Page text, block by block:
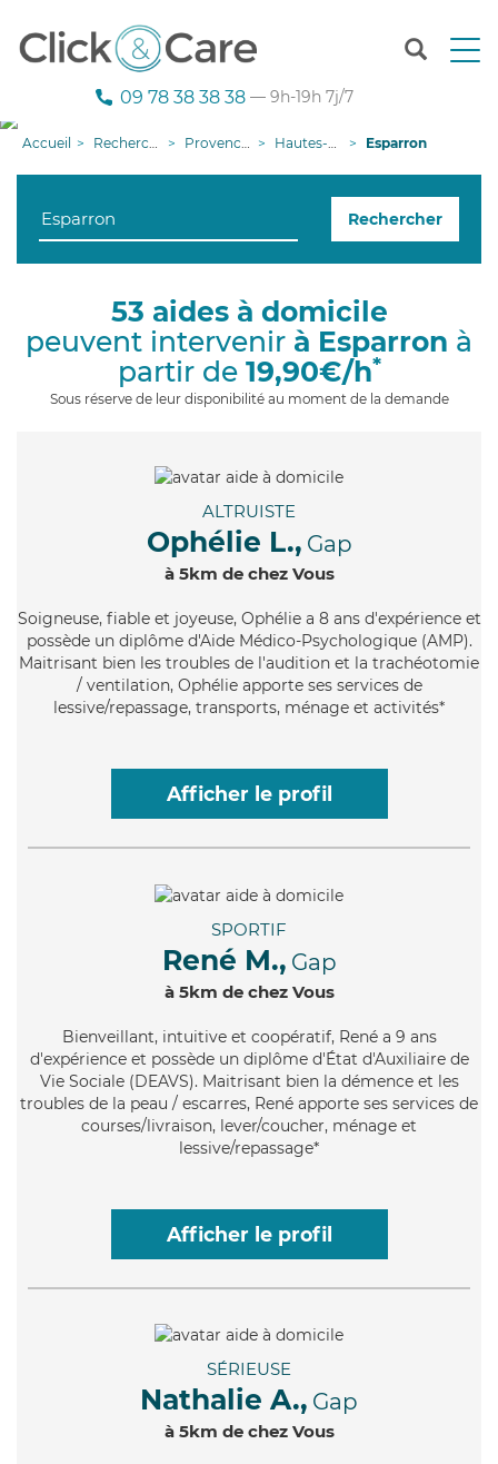
T
n
g
i
09 78 38 38 38 — 9h-19h 7j/7
Accueil Recherche aide à domicile Provence-Alpes-Côte d'Azur Hautes-Alpes Esparron
Rechercher
53 aides à domicile
peuvent intervenir à Esparron à
partir de 19,90€/h*
Sous réserve de leur disponibilité au moment de la demande
ALTRUISTE
Ophélie L., Gap
à 5km de chez Vous
Soigneuse, fiable et joyeuse, Ophélie a 8 ans d'expérience et
possède un diplôme d'Aide Médico-Psychologique (AMP).
Maitrisant bien les troubles de l'audition et la trachéotomie
/ ventilation, Ophélie apporte ses services de
lessive/repassage, transports, ménage et activités*
Afficher le profil
SPORTIF
René M., Gap
à 5km de chez Vous
Bienveillant, intuitive et coopératif, René a 9 ans
d'expérience et possède un diplôme d'État d'Auxiliaire de
Vie Sociale (DEAVS). Maitrisant bien la démence et les
troubles de la peau / escarres, René apporte ses services de
courses/livraison, lever/coucher, ménage et
lessive/repassage*
Afficher le profil
SÉRIEUSE
Nathalie A., Gap
à 5km de chez Vous